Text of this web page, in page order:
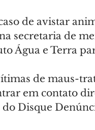
de avistar
secretaria de
Água e Terra
de maus-
em contato
Disque